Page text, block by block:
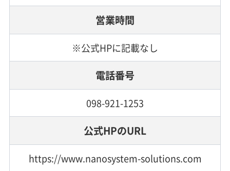
営業時間
※公式HPに記載なし
電話番号
098-921-1253
公式HPのURL
https://www.nanosystem-solutions.com